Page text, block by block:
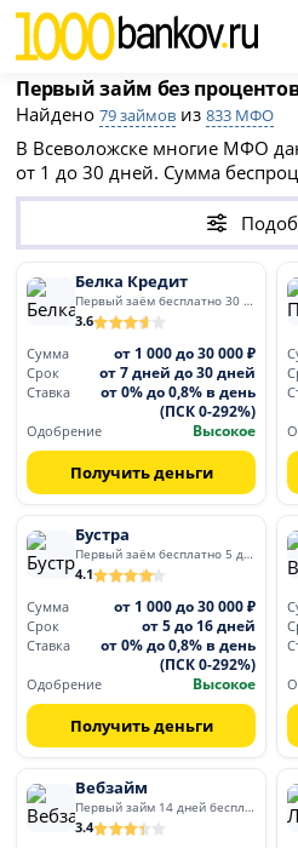
Первый займ без
Найдено79 займов из833 МФО
В Всеволожске многие МФО
от 1 до 30 дней. Сумма
30 000 рублей. После
составляют до 0.8% в день
микрозайм без переплат при
Белка Кредит
Первый заём бесплатно 30 дней
3.6
Сумма
от 1 000 до 30 000 ₽
Срок от 7 дней до 30 дней
Ставка
от 0% до 0,8% в день
(ПСК 0-292%)
Одобрение Высокое
Получить деньги
Бустра
Первый заём бесплатно 5 дней
4.1
Сумма
от 1 000 до 30 000 ₽
Срок от 5 до 16 дней
Ставка
от 0% до 0,8% в день
(ПСК 0-292%)
Одобрение Высокое
Получить деньги
Вебзайм
Первый займ 14 дней бесплатно
3.4